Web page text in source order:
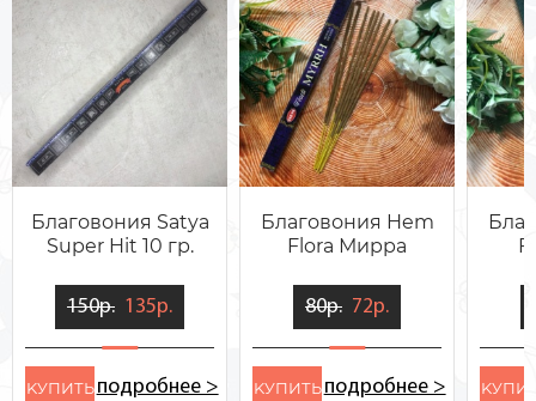
Благовония Satya
Super Hit 10 гр.
150р. 135р.
KУПИТЬ подробнее >
Благовония Hem
Flora Мирра
80р. 72р.
KУПИТЬ подробнее >